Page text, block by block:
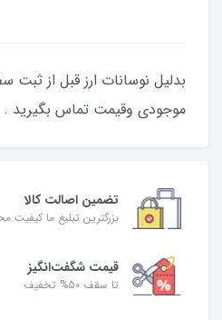
بدلیل نوسانات ارز قبل از ثبت
موجودی وقیمت تماس بگیرید .
تضمین اصالت کالا
بزرگترین تبلیغ ما
قیمت شگفت‌انگیز
تا سقف 50% تخفیف